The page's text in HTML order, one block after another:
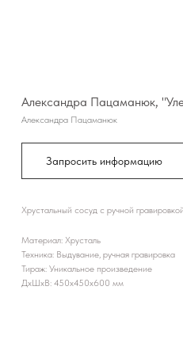
Александра Пацаманюк,
Александра Пацаманюк
Запросить информацию
Хрустальный сосуд с ручной гравировкой
Материал: Хрусталь
Техника: Выдувание, ручная гравировка
Тираж: Уникальное произведение
ДxШxВ: 450x450x600 мм